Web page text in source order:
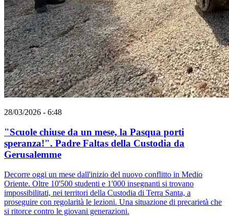
28/03/2026 - 6:48
"Scuole chiuse da un mese, la Pasqua porti
speranza!". Padre Faltas della Custodia da
Gerusalemme
Decorre oggi un mese dall'inizio del nuovo conflitto in Medio
Oriente. Oltre 10'500 studenti e 1'000 insegnanti si trovano
impossibilitati, nei territori della Custodia di Terra Santa, a
proseguire con regolarità le lezioni. Una situazione di precarietà che
si ritorce contro le giovani generazioni.